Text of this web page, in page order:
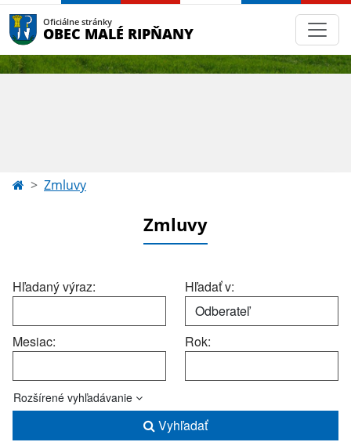
Oficiálne stránky
OBEC MALÉ RIPŇANY
Zmluvy
Zmluvy
Hľadaný výraz: Hľadať v:
Mesiac: Rok:
Rozšírené vyhľadávanie
Vyhľadať